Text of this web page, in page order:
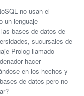
no usan el
un lenguaje
bases de datos de
sucursales de
Prolog llamado
hacer
en los hechos y
de datos pero no